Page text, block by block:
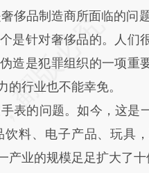
侈品制造商所面临的问
是针对奢侈品的。人们
造是犯罪组织的一项重
行业也不能幸免。
表的问题。如今，这是
料、电子产品、玩具
业的规模足足扩大了十